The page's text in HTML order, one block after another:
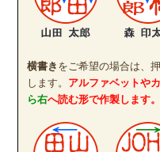
横書き をご希望の場合は、
します。 アルファベットや
ら右へ読む形で作製します。